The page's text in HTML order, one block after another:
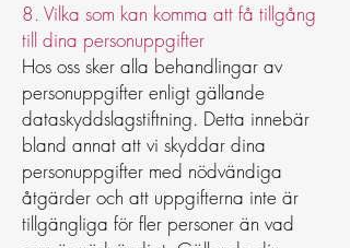
8. Vilka som kan komma att få tillgång
till dina personuppgifter
Hos oss sker alla behandlingar av
personuppgifter enligt gällande
dataskyddslagstiftning. Detta innebär
bland annat att vi skyddar dina
personuppgifter med nödvändiga
åtgärder och att uppgifterna inte är
tillgängliga för fler personer än vad